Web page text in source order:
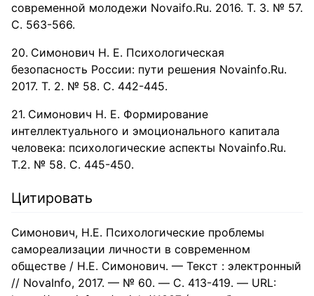
современной молодежи Novaifo.Ru. 2016. Т. 3. № 57.
С. 563-566.
Симонович Н. Е. Психологическая
безопасность России: пути решения Novainfo.Ru.
2017. Т. 2. № 58. С. 442-445.
Симонович Н. Е. Формирование
интеллектуального и эмоционального капитала
человека: психологические аспекты Novainfo.Ru.
Т.2. № 58. С. 445-450.
Цитировать
Симонович, Н.Е. Психологические проблемы
самореализации личности в современном
обществе / Н.Е. Симонович. — Текст : электронный
// NovaInfo, 2017. — № 60. — С. 413-419. — URL: